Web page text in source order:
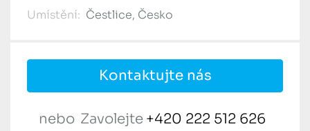
Umístění: Čestlice, Česko
Kontaktujte nás
nebo Zavolejte +420 222 512 626